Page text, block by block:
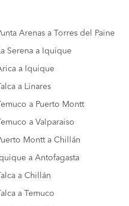
Arenas a Torres del Paine
La Serena a Iquique
a Iquique
a Linares
a Puerto Montt
a Valparaiso
Montt a Chillán
a Antofagasta
a Chillán
a Temuco